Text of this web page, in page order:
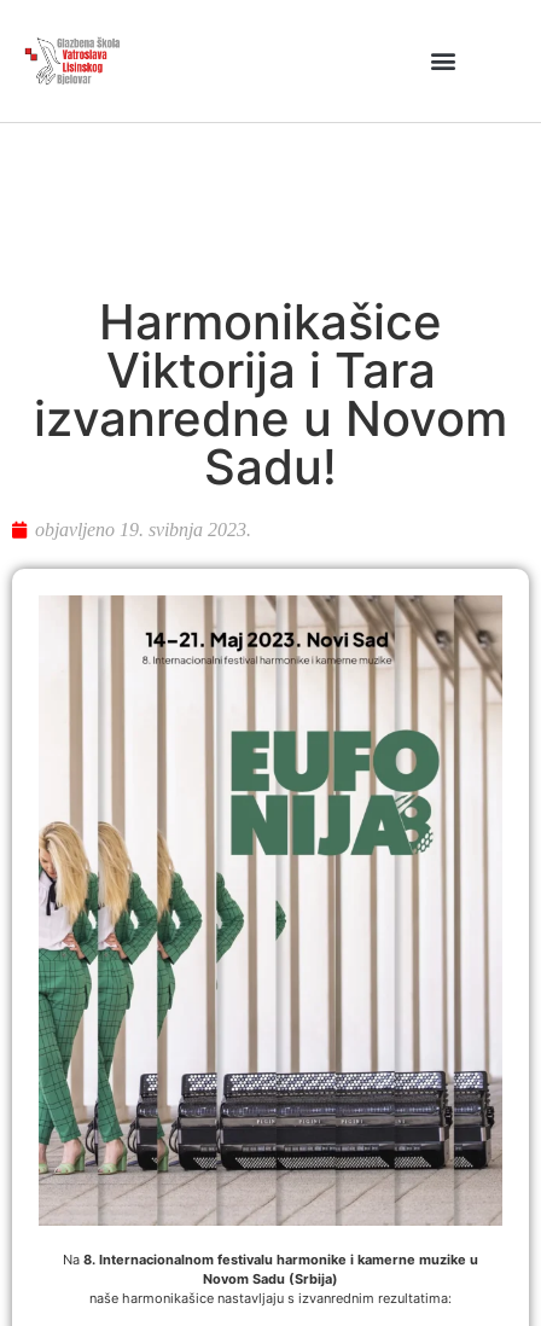
Harmonikašice
Viktorija i Tara
izvanredne u Novom
Sadu!
objavljeno 19. svibnja 2023.
Na 8. Internacionalnom festivalu harmonike i kamerne muzike u
Novom Sadu (Srbija)
naše harmonikašice nastavljaju s izvanrednim rezultatima: